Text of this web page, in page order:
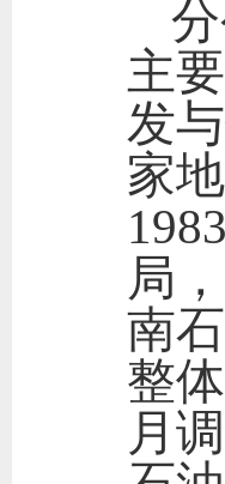
主
发
家
局
南
整
月